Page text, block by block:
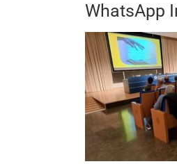
WhatsApp